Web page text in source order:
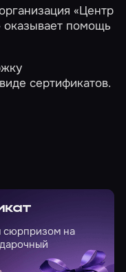
«Центр
помощь
сертификатов.
сюрпризом на